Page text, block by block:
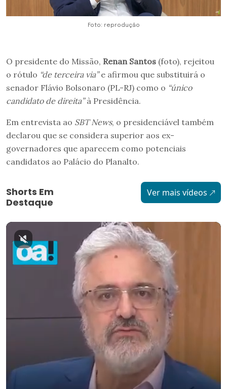
Foto: reprodução
O presidente do Missão, Renan Santos (foto), rejeitou
o rótulo “de terceira via”e afirmou que substituirá o
senador Flávio Bolsonaro (PL-RJ) como o “único
candidato de direita”à Presidência.
Em entrevista ao SBT News, o presidenciável também
declarou que se considera superior aos ex-
governadores que aparecem como potenciais
candidatos ao Palácio do Planalto.
Shorts Em
Destaque
Ver mais vídeos